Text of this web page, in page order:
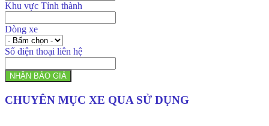
Khu vực Tỉnh thành
Dòng xe
Số điện thoại liên hệ
NHẬN BÁO GIÁ
CHUYÊN MỤC XE QUA SỬ DỤNG